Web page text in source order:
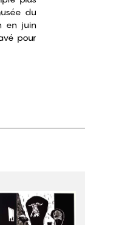
du
en juin
pour